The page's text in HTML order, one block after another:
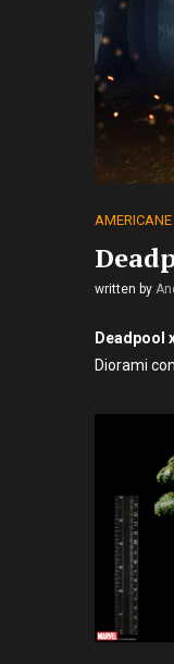
AMERICANE
written by
Deadpool
Diorami